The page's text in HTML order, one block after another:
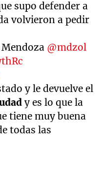
supo defender a
volvieron a pedir
@mdzol
y le devuelve el
y es lo que la
tiene muy buena
todas las